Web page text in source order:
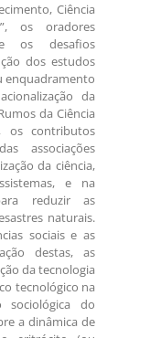
Ciência
os oradores
os desafios
dos estudos
enquadramento
da
da Ciência
os contributos
associações
da ciência,
e na
reduzir as
naturais.
sociais e as
destas, as
da tecnologia
tecnológico na
sociológica do
a dinâmica de